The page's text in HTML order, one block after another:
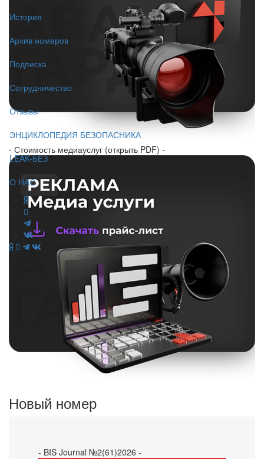
История
Архив номеров
Подписка
Сотрудничество
Отзывы
ЭНЦИКЛОПЕДИЯ БЕЗОПАСНИКА
LEAK-БЕЗ
О НАС
- Стоимость медиауслуг (открыть PDF) -
Новый номер
- BIS Journal №2(61)2026 -